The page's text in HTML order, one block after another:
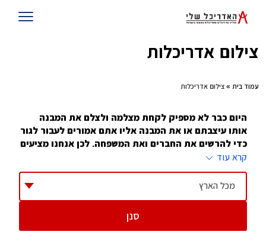
צילום אדריכלות
עמוד בית » צילום אדריכלות
היום כבר לא מספיק לקחת מצלמה ולצלם את המבנה
אותו עיצבתם או את המבנה אליו אתם אמורים לעבור לגור
כדי להרשים את החברים ואת המשפחה. לכן אנחנו מציעים
לכם צלמי אדריכלות מובילים שידאגו להציג את המבנה
כמו בגלוייה
זו זוכה להצלחה בקרב צעירים, הן בגלל הדרישה הגבוהה של
קרא עוד
מכל הארץ
סנן